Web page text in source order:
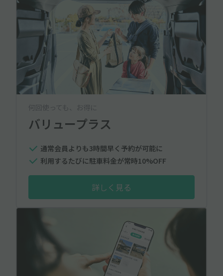
何回使っても、お得に
バリュープラス
通常会員よりも3時間早く予約が可能に
利用するたびに駐車料金が常時10%OFF
詳しく見る